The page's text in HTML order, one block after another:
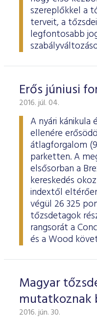
szereplőkkel a
terveit, a
legfontosabb
Erős júniusi
2016. júl. 04.
A nyári kánikula
ellenére
átlagforgalom
parketten. A
elsősorban a
kereskedés
indextől
végül 26 325
tőzsdetagok
rangsorát a
és a Wood
Magyar
mutatkoznak
2016. jún. 30.